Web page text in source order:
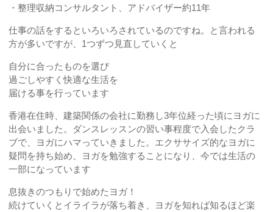
・整理収納コンサルタント、アドバイザー約11年
仕事の話をするといろいろされているのですね。と言われる
方が多いですが、1つずつ見直していくと
自分に合ったものを選び
過ごしやすく快適な生活を
届ける事を行っています
香港在住時、建築関係の会社に勤務し3年位経った頃にヨガに
出会いました。ダンスレッスンの習い事程度で入会したクラ
ブで、ヨガにハマっていきました。エクササイズ的なヨガに
疑問を持ち始め、ヨガを勉強することになり、今では生活の
一部になっています
息抜きのつもりで始めたヨガ！
続けていくとイライラが落ち着き、ヨガを知れば知るほど楽